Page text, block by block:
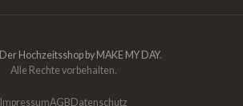
Der Hochzeitsshop by MAKE MY DAY.
Alle Rechte vorbehalten.
ImpressumAGB Datenschutz